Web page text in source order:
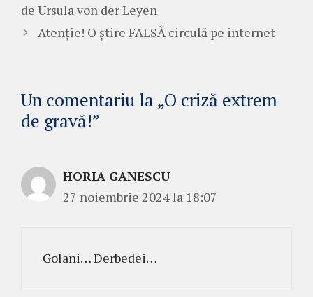
de Ursula von der Leyen
Atenție! O știre FALSĂ circulă pe internet
Un comentariu la „O criză extrem
de gravă!”
HORIA GANESCU
27 noiembrie 2024 la 18:07
Golani… Derbedei…